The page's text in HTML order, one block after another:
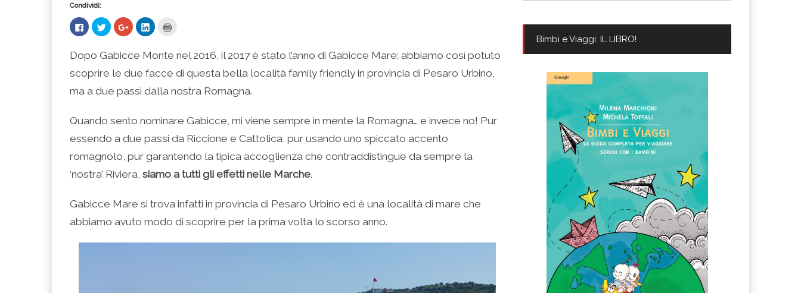
Condividi:
Fai
clic
su
Facebook
apre
in
una
nuova
Fai
clic
condividere
su
Twitter
(Si
in
una
Fai
clic
condividere
su
Google+
(Si
in
una
Fai
clic
condividere
su
(Si
in
una
stampare
(Si
apre
in
nuova
finestra)
Dopo Gabicce Monte nel 2016, il 2017 è stato l’anno di Gabicce Mare: abbiamo così potuto
scoprire le due facce di questa bella località family friendly in provincia di Pesaro Urbino,
ma a due passi dalla nostra Romagna.
Quando sento nominare Gabicce, mi viene sempre in mente la Romagna… e invece no! Pur
essendo a due passi da Riccione e Cattolica, pur usando uno spiccato accento
romagnolo, pur garantendo la tipica accoglienza che contraddistingue da sempre la
‘nostra’ Riviera, siamo a tutti gli effetti nelle Marche.
Gabicce Mare si trova infatti in provincia di Pesaro Urbino ed è una località di mare che
abbiamo avuto modo di scoprire per la prima volta lo scorso anno.
Bimbi e Viaggi: IL LIBRO!